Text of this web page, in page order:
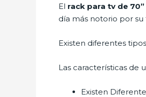
El rack para tv de
día más notorio por
Existen diferentes
Las características de
Existen